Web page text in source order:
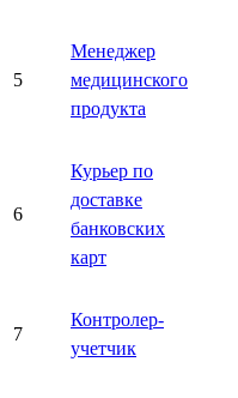
5
Менеджер
медицинского
продукта
6
Курьер по
доставке
банковских
карт
7
Контролер-
учетчик